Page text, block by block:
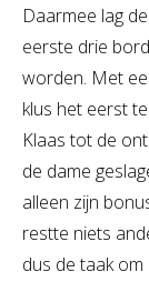
Daarmee lag
eerste drie
worden. Met
klus het eerst
Klaas tot de
de dame
alleen zijn
restte niets
dus de taak